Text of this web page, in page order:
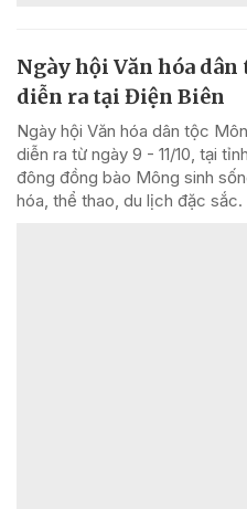
Ngày hội Văn hóa
diễn ra tại Điện Biên
Ngày hội Văn hóa dân tộc
diễn ra từ ngày 9 - 11/10, tại
đông đồng bào Mông sinh
hóa, thể thao, du lịch đặc sắc.